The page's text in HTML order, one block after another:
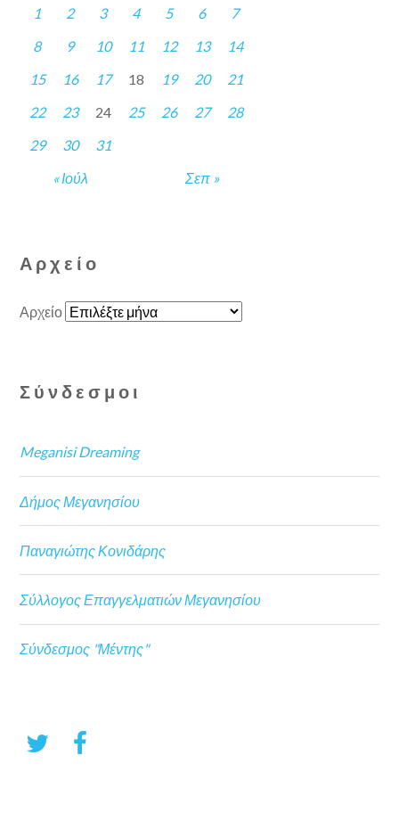
« Ιούλ Σεπ »
1 2 3 4 5 6
7
8
9 10 11 12 13
14
15
16 17 18 19 20
21
22
23 24 25 26 27
28
29
30 31
Αρχείο
Αρχείο
Σύνδεσμοι
Meganisi Dreaming
Δήμος Μεγανησίου
Παναγιώτης Κονιδάρης
Σύλλογος Επαγγελματιών Μεγανησίου
Σύνδεσμος "Μέντης"